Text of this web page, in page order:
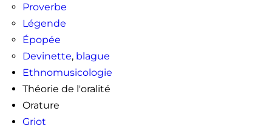
↑
mnémotechnique chez les
Proverbe
Légende
Épopée
Devinette, blague
Ethnomusicologie
Théorie de l'oralité
Orature
Griot